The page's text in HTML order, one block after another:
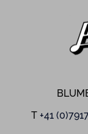
T +41